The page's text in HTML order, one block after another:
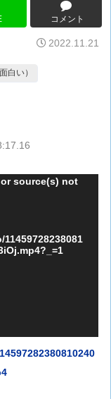
コメント
2022.11.21
白い）
source(s) not